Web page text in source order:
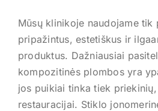
Mūsų klinikoje naudojame tik
pripažintus, estetiškus ir
produktus. Dažniausiai
kompozitinės plombos yra
jos puikiai tinka tiek
restauracijai. Stiklo